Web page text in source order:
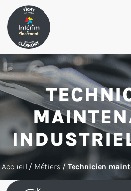
Accueil / Métiers / Technicien